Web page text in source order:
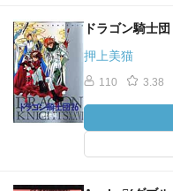
ドラゴン騎士
押上美猫
110 3.38